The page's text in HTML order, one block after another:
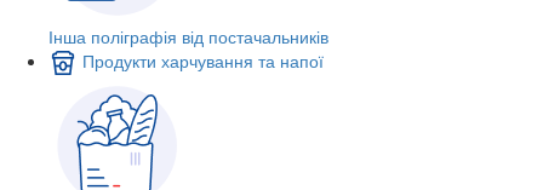
Інша поліграфія від постачальників
Продукти харчування та напої